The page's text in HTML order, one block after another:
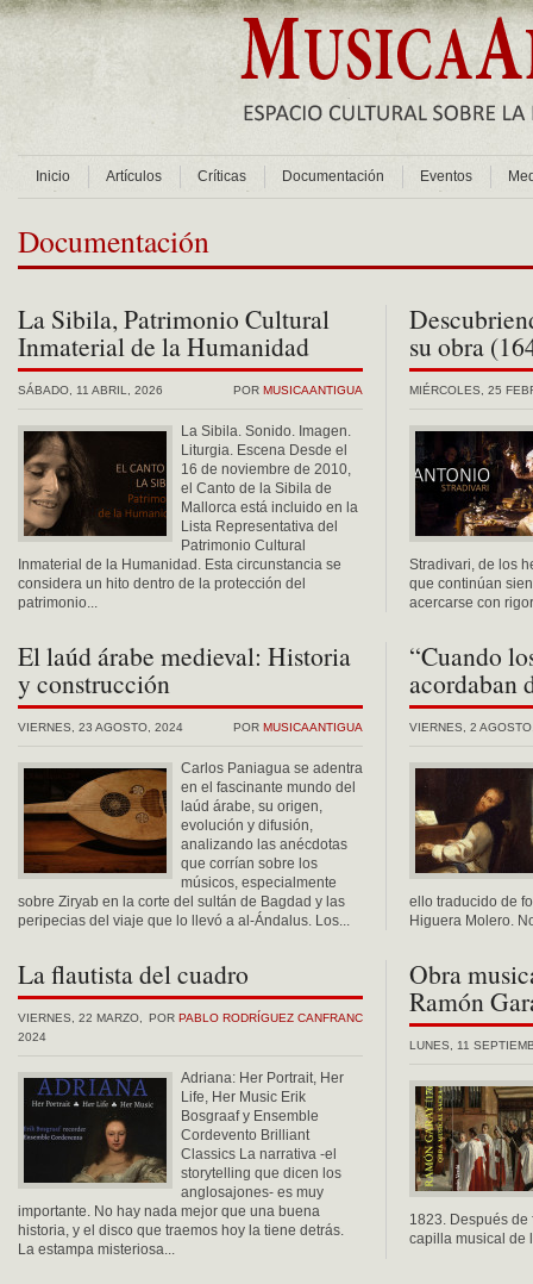
Inicio Artículos Críticas Documentación Eventos
Documentación
La Sibila, Patrimonio Cultural
Inmaterial de la Humanidad
POR MUSICAANTIGUA
SÁBADO, 11 ABRIL, 2026
La Sibila. Sonido. Imagen.
Liturgia. Escena Desde el
16 de noviembre de 2010,
el Canto de la Sibila de
Mallorca está incluido en la
Lista Representativa del
Patrimonio Cultural
Inmaterial de la Humanidad. Esta circunstancia se
considera un hito dentro de la protección del
patrimonio...
su obra
MIÉRCOLES, 25
Stradivari, de los
que continúan
acercarse con
El laúd árabe medieval: Historia
y construcción
POR MUSICAANTIGUA
VIERNES, 23 AGOSTO, 2024
Carlos Paniagua se adentra
en el fascinante mundo del
laúd árabe, su origen,
evolución y difusión,
analizando las anécdotas
que corrían sobre los
músicos, especialmente
sobre Ziryab en la corte del sultán de Bagdad y las
peripecias del viaje que lo llevó a al-Ándalus. Los...
“Cuando
acordaban
VIERNES, 2
ello traducido de
Higuera Molero.
La flautista del cuadro
POR PABLO RODRÍGUEZ CANFRANC
VIERNES, 22 MARZO,
2024
Adriana: Her Portrait, Her
Life, Her Music Erik
Bosgraaf y Ensemble
Cordevento Brilliant
Classics La narrativa -el
storytelling que dicen los
anglosajones- es muy
importante. No hay nada mejor que una buena
historia, y el disco que traemos hoy la tiene detrás.
La estampa misteriosa...
Obra
Ramón
LUNES, 11
1823. Después
capilla musical de